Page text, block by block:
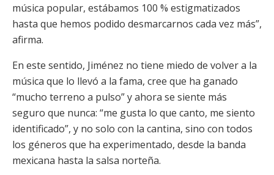
música popular, estábamos 100 % estigmatizados
hasta que hemos podido desmarcarnos cada vez más”,
afirma.
En este sentido, Jiménez no tiene miedo de volver a la
música que lo llevó a la fama, cree que ha ganado
“mucho terreno a pulso” y ahora se siente más
seguro que nunca: “me gusta lo que canto, me siento
identificado”, y no solo con la cantina, sino con todos
los géneros que ha experimentado, desde la banda
mexicana hasta la salsa norteña.